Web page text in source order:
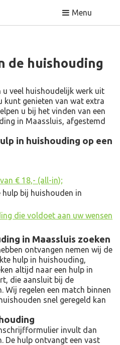
Menu
de huishouding
veel huishoudelijk werk uit
kunt genieten van wat extra
u bij het vinden van een
in Maassluis, afgestemd
in huishouding op een
€ 18,- (all-in);
hulp bij huishouden in
die voldoet aan uw wensen
in Maassluis zoeken
ontvangen nemen wij de
hulp in huishouding,
altijd naar een hulp in
die aansluit bij de
Wij regelen een match binnen
snel geregeld kan
invult dan
De hulp ontvangt een vast